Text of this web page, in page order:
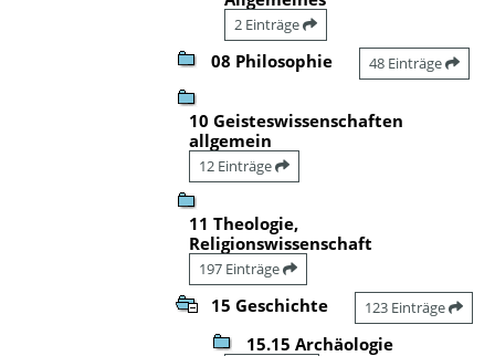
2 Einträge
08 Philosophie 48 Einträge
10 Geisteswissenschaften
allgemein
12 Einträge
11 Theologie,
Religionswissenschaft
197 Einträge
15 Geschichte 123 Einträge
15.15 Archäologie